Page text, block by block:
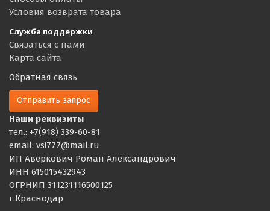
Условия возврата товара
Служба поддержки
Связаться с нами
Карта сайта
Обратная связь
Отправить запрос
Наши реквизиты
тел.: +7(918) 339-60-81
email: vsi777@mail.ru
ИП Аверкович Роман Александрович
ИНН 615015432943
ОГРНИП 311231116500125
г.Краснодар